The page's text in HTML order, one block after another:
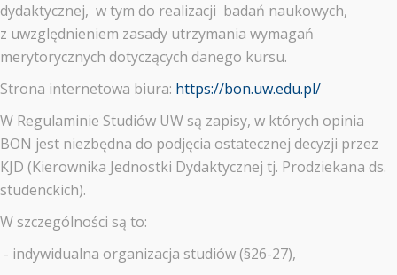
dydaktycznej, w tym do realizacji badań naukowych,
z uwzględnieniem zasady utrzymania wymagań
merytorycznych dotyczących danego kursu.
Strona internetowa biura: https://bon.uw.edu.pl/
W Regulaminie Studiów UW są zapisy, w których opinia
BON jest niezbędna do podjęcia ostatecznej decyzji przez
KJD (Kierownika Jednostki Dydaktycznej tj. Prodziekana ds.
studenckich).
W szczególności są to:
- indywidualna organizacja studiów (§26-27),